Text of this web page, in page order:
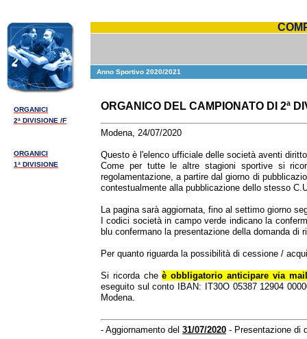
ORGANICI
2ª DIVISIONE /F
ORGANICI
1ª DIVISIONE
Anno Sportivo 2020/2021
ORGANICO DEL CAMPIONATO DI 2ª
Modena, 24/07/2020
Questo è l'elenco ufficiale delle società aventi
Come per tutte le altre stagioni sportive si
regolamentazione, a partire dal giorno di
contestualmente alla pubblicazione dello stesso
La pagina sarà aggiornata, fino al settimo giorno
I codici società in campo verde indicano la
blu confermano la presentazione della domanda di
Per quanto riguarda la possibilità di cessione /
Si ricorda cheè obbligatorio anticipare via
eseguito sul conto IBAN: IT30O 05387 12904
Modena.
- Aggiornamento del 31/07/2020 - Presentazione di